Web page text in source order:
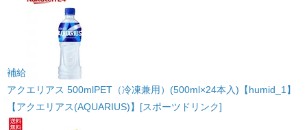
補給
アクエリアス 500mlPET（冷凍兼用）(500ml×24本入)【humid_1】
【アクエリアス(AQUARIUS)】[スポーツドリンク]